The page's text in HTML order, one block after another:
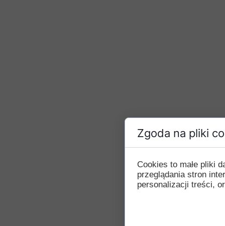
Zgoda na pliki
Cookies to małe pliki
przeglądania stron
personalizacji treści,